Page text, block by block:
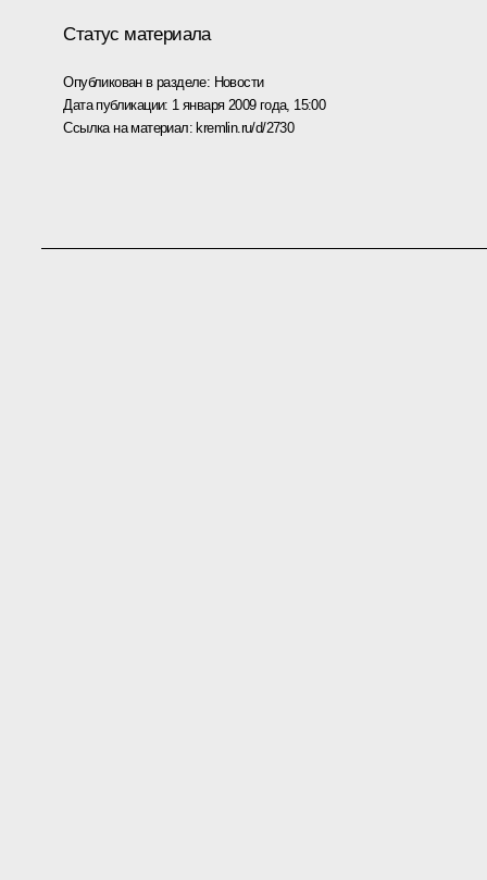
Статус материала
Опубликован в разделе: Новости
Дата публикации: 1 января 2009 года, 15:00
Ссылка на материал: kremlin.ru/d/2730